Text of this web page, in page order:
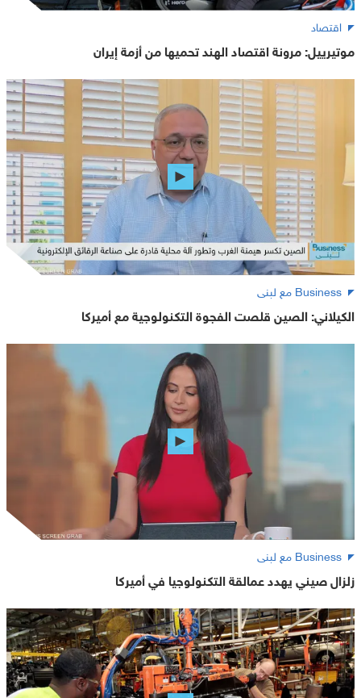
اقتصاد
موتيرييل: مرونة اقتصاد الهند تحميها من أزمة إيران
Business مع لبنى
الكيلاني: الصين قلصت الفجوة التكنولوجية مع أميركا
Business مع لبنى
زلزال صيني يهدد عمالقة التكنولوجيا في أميركا